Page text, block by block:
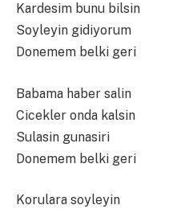
Kardesim bunu bilsin
Soyleyin gidiyorum
Donemem belki geri
Babama haber salin
Cicekler onda kalsin
Sulasin gunasiri
Donemem belki geri
Korulara soyleyin